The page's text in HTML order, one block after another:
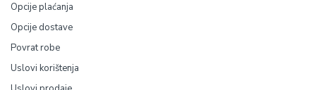
Opcije plaćanja
Opcije dostave
Povrat robe
Uslovi korištenja